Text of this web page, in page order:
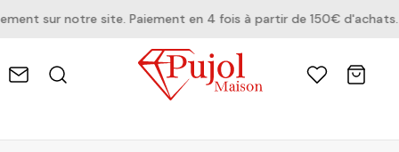
sur notre site. Paiement en 4 fois à partir de 150€ d'achats.